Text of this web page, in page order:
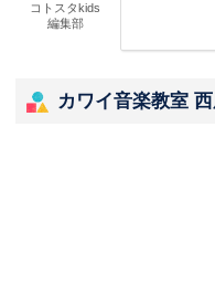
コトスタkids
編集部
カワイ音楽教室